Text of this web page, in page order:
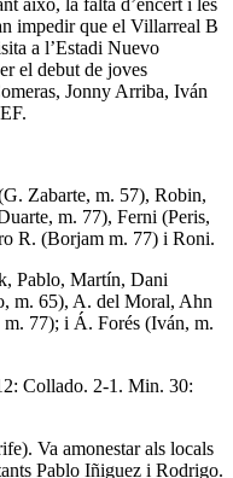
impedir que el Villarreal B
a l’Estadi Nuevo
el debut de joves
Jonny Arriba, Iván
Zabarte, m. 57), Robin,
m. 77), Ferni (Peris,
R. (Borjam m. 77) i Roni.
Pablo, Martín, Dani
m. 65), A. del Moral, Ahn
77); i Á. Forés (Iván, m.
Collado. 2-1. Min. 30:
Va amonestar als locals
Pablo Iñiguez i Rodrigo.